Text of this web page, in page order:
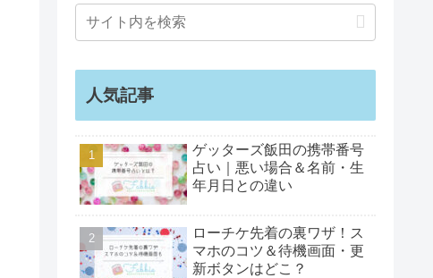
人気記事
ゲッターズ飯田の携帯番号
占い｜悪い場合＆名前・生
年月日との違い
ローチケ先着の裏ワザ！ス
マホのコツ＆待機画面・更
新ボタンはどこ？